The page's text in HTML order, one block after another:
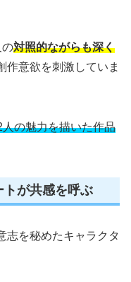
の対照的ながらも深く
作意欲を刺激していま
の魅力を描いた作品
が共感を呼ぶ
志を秘めたキャラクタ